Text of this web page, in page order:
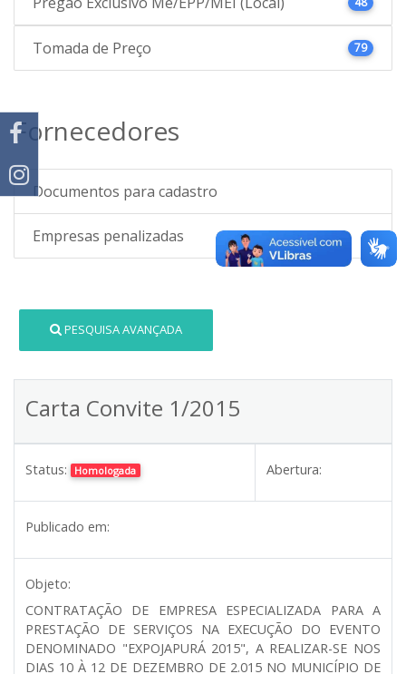
Tomada de Preço 79
Fornecedores
Documentos para cadastro
Empresas penalizadas
PESQUISA AVANÇADA
Carta Convite 1/2015
Status: Homologada Abertura:
Publicado em:
Objeto:
CONTRATAÇÃO DE EMPRESA ESPECIALIZADA PARA A
PRESTAÇÃO DE SERVIÇOS NA EXECUÇÃO DO EVENTO
DENOMINADO "EXPOJAPURÁ 2015", A REALIZAR-SE NOS
DIAS 10 À 12 DE DEZEMBRO DE 2.015 NO MUNICÍPIO DE